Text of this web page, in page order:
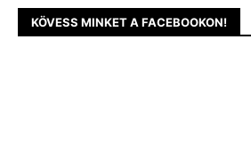
KÖVESS MINKET A FACEBOOKON!